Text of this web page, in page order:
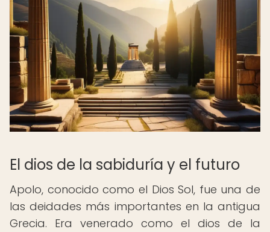
El dios de la sabiduría y el futuro
Apolo, conocido como el Dios Sol, fue una de
las deidades más importantes en la antigua
Grecia. Era venerado como el dios de la